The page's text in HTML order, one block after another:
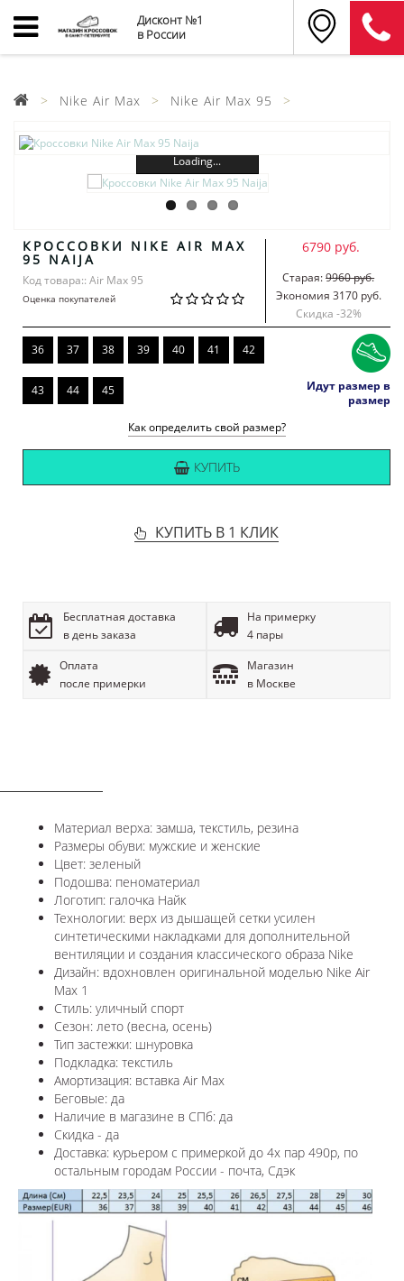
Дисконт №1
в России
Nike Air Max Nike Air Max 95
Loading...
КРОССОВКИ NIKE AIR MAX
95 NAIJA
Код товара:: Air Max 95
Оценка покупателей
6790 руб.
Старая:9960 руб.
Экономия 3170 руб.
Скидка -32%
36 37 38 39 40 41 42
43 44 45
Идут размер в
размер
Как определить свой размер?
КУПИТЬ
КУПИТЬ В 1 КЛИК
Бесплатная доставка
в день заказа
На примерку
4 пары
Оплата
после примерки
Магазин
в Москве
Материал верха: замша, текстиль, резина
Размеры обуви: мужские и женские
Цвет: зеленый
Подошва: пеноматериал
Логотип: галочка Найк
Технологии: верх из дышащей сетки усилен
синтетическими накладками для дополнительной
вентиляции и создания классического образа Nike
Дизайн: вдохновлен оригинальной моделью Nike Air
Max 1
Стиль: уличный спорт
Сезон: лето (весна, осень)
Тип застежки: шнуровка
Подкладка: текстиль
Амортизация: вставка Air Max
Беговые: да
Наличие в магазине в СПб: да
Скидка - да
Доставка: курьером с примеркой до 4х пар 490р, по
остальным городам России - почта, Сдэк